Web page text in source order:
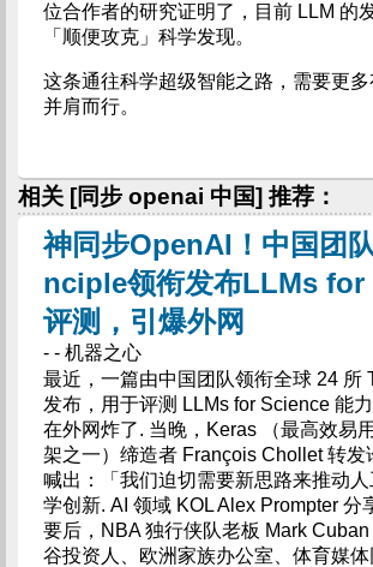
位合作者的研究证明了，目前 LLM 的
「顺便攻克」科学发现。
这条通往科学超级智能之路，需要更多
并肩而行。
相关 [同步 openai 中国] 推荐：
神同步OpenAI！中国团
nciple领衔发布LLMs for
评测，引爆外网
- - 机器之心
最近，一篇由中国团队领衔全球 24 所
发布，用于评测 LLMs for Science 能
在外网炸了. 当晚，Keras （最高效易
架之一）缔造者 François Chollet 转发
喊出：「我们迫切需要新思路来推动
学创新. AI 领域 KOL Alex Prompter 分
要后，NBA 独行侠队老板 Mark
谷投资人、欧洲家族办公室、体育媒